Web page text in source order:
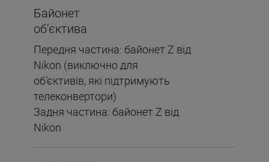
Байонет
об’єктива
Передня частина: байонет Z від
Nikon (виключно для
об’єктивів, які підтримують
телеконвертори)
Задня частина: байонет Z від
Nikon